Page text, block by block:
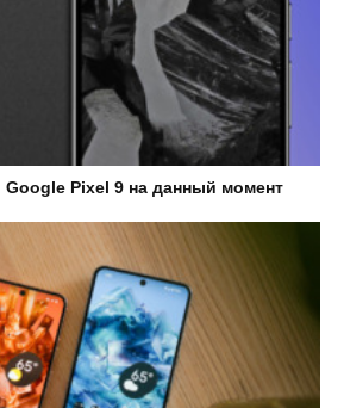
Google Pixel 9 на данный момент